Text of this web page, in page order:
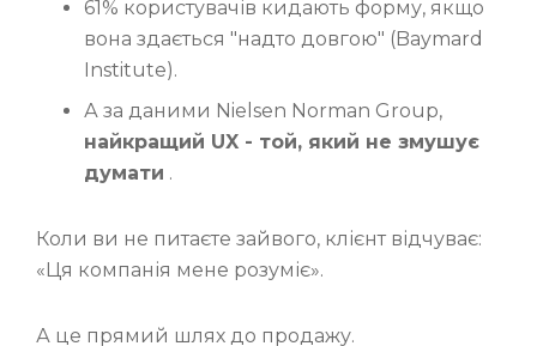
61% користувачів кидають форму, якщо
вона здається "надто довгою" (Baymard
Institute).
А за даними Nielsen Norman Group,
найкращий UX - той, який не змушує
думати .
Коли ви не питаєте зайвого, клієнт відчуває:
«Ця компанія мене розуміє».
А це прямий шлях до продажу.